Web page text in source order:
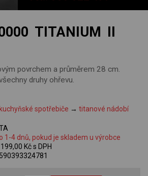
TITANIUM II
povrchem a průměrem 28 cm.
druhy ohřevu.
kuchyňské spotřebiče →titanové nádobí
1-4 dnů, pokud je skladem u výrobce
Kč s DPH